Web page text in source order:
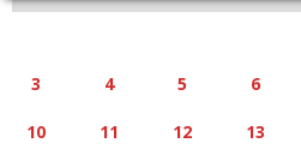
3 4 5 6
10 11 12 13